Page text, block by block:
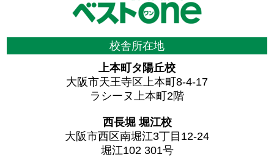
校舎所在地
上本町タ陽丘校
大阪市天王寺区上本町8-4-17
ラシーヌ上本町2階
西長堀 堀江校
大阪市西区南堀江3丁目12-24
堀江102 301号